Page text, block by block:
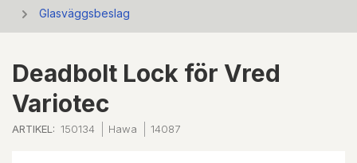
Glasväggsbeslag
Deadbolt Lock för Vred
Variotec
ARTIKEL: 150134 Hawa 14087